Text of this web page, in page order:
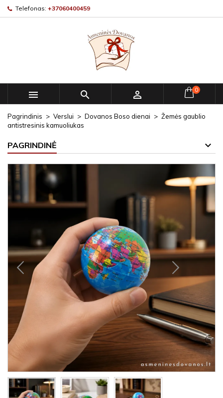
Telefonas: +37060400459
   0
Pagrindinis Verslui Dovanos Boso dienai
Žemės gaublio
antistresinis kamuoliukas
PAGRINDINĖ